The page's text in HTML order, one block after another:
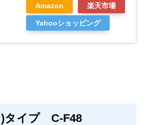
Amazon 楽天市場
Yahooショッピング
)タイプ C-F48